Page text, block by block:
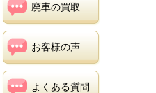
廃車の買取
お客様の声
よくある質問